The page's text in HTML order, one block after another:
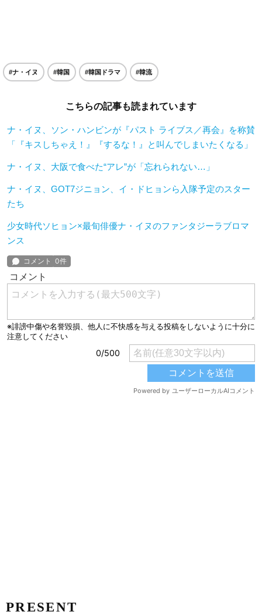
#ナ・イヌ #韓国 #韓国ドラマ #韓流
こちらの記事も読まれています
ナ・イヌ、ソン・ハンビンが『パスト ライブス／再会』を称賛
「『キスしちゃえ！』『するな！』と叫んでしまいたくなる」
ナ・イヌ、大阪で食べた“アレ”が「忘れられない…」
ナ・イヌ、GOT7ジニョン、イ・ドヒョンら入隊予定のスター
たち
少女時代ソヒョン×最旬俳優ナ・イヌのファンタジーラブロマ
ンス
PRESENT